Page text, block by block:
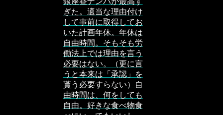
ぎた。適当な理由付け
して事前に取得してお
いた計画年休。年休は
自由時間。そもそも労
働法上では理由を言う
必要はない。（更に言
うと本来は「承認」を
貰う必要すらない）自
由時間は、何をしても
自由。好きな食べ物食